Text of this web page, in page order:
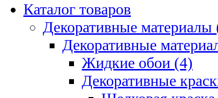
Каталог товаров
Декоративные материалы
Декоративные
Жидкие обои (4)
Декоративные